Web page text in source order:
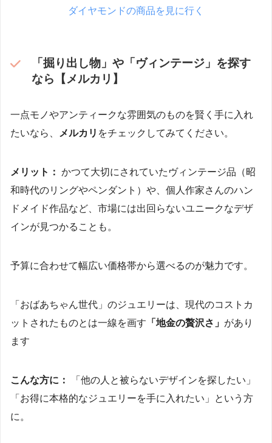
ダイヤモンドの商品を見に行く
「掘り出し物」や「ヴィンテージ」を探す
なら【メルカリ】
一点モノやアンティークな雰囲気のものを賢く手に入れ
たいなら、
メルカリ をチェックしてみてください。
メリット： かつて大切にされていたヴィンテージ品（昭
和時代のリングやペンダント）や、個人作家さんのハン
ドメイド作品など、市場には出回らないユニークなデザ
インが見つかることも。
予算に合わせて幅広い価格帯から選べるのが魅力です。
「おばあちゃん世代」のジュエリーは、現代のコストカ
ットされたものとは一線を画す 「地金の贅沢さ」 があり
ます
こんな方に：
「他の人と被らないデザインを探したい」
「お得に本格的なジュエリーを手に入れたい」という方
に。